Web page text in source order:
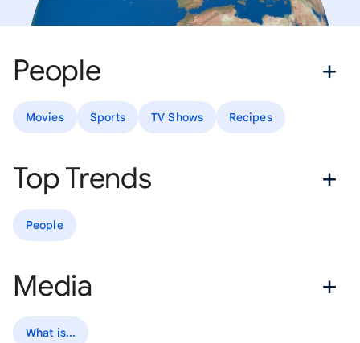
People
Movies Sports TV Shows Recipes
Top Trends
People
Media
What is...